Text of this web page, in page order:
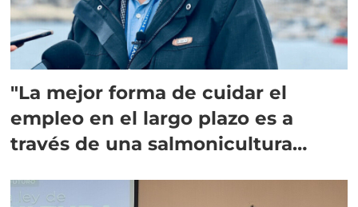
"La mejor forma de cuidar el
empleo en el largo plazo es a
través de una salmonicultura